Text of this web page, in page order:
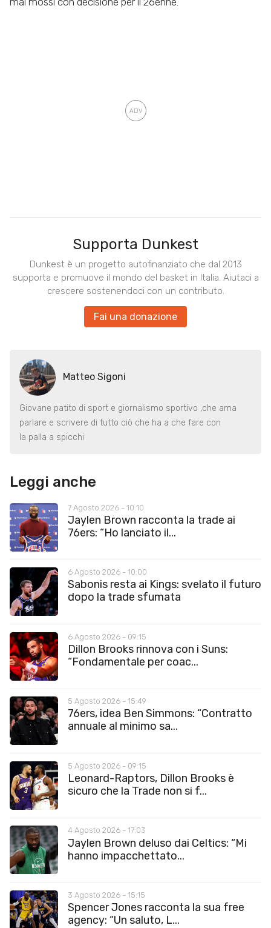
Supporta Dunkest
Dunkest è un progetto autofinanziato che dal 2013
supporta e promuove il mondo del basket in Italia. Aiutaci a
crescere sostenendoci con un contributo.
Fai una donazione
Matteo Sigoni
Giovane patito di sport e giornalismo sportivo ,che ama
parlare e scrivere di tutto ciò che ha a che fare con
la palla a spicchi
Leggi anche
7 Agosto 2026 - 10:10
Jaylen Brown racconta la trade ai
76ers: “Ho lanciato il...
6 Agosto 2026 - 10:00
Sabonis resta ai Kings: svelato il futuro
dopo la trade sfumata
6 Agosto 2026 - 09:15
Dillon Brooks rinnova con i Suns:
“Fondamentale per coac...
5 Agosto 2026 - 15:49
76ers, idea Ben Simmons: “Contratto
annuale al minimo sa...
5 Agosto 2026 - 09:15
Leonard-Raptors, Dillon Brooks è
sicuro che la Trade non si f...
4 Agosto 2026 - 17:03
Jaylen Brown deluso dai Celtics: “Mi
hanno impacchettato...
3 Agosto 2026 - 15:15
Spencer Jones racconta la sua free
agency: “Un saluto, L...